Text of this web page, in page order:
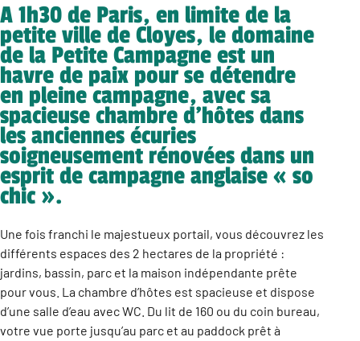
A 1h30 de Paris, en limite de la
petite ville de Cloyes, le domaine
de la Petite Campagne est un
havre de paix pour se détendre
en pleine campagne, avec sa
spacieuse chambre d’hôtes dans
les anciennes écuries
soigneusement rénovées dans un
esprit de campagne anglaise « so
chic ».
Une fois franchi le majestueux portail, vous découvrez les
différents espaces des 2 hectares de la propriété :
jardins, bassin, parc et la maison indépendante prête
pour vous. La chambre d’hôtes est spacieuse et dispose
d’une salle d’eau avec WC. Du lit de 160 ou du coin bureau,
votre vue porte jusqu’au parc et au paddock prêt à